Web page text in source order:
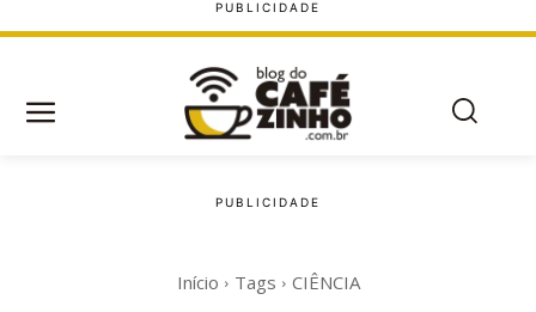
Início Tags CIÊNCIA